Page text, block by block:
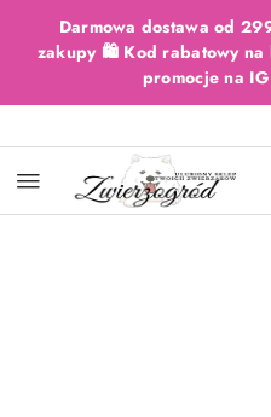
Przejdź do treści
Przejdź do
Przejdź do moje konto
Przejdź do menu
Przejdź do opisu
Przejdź do stopki
Darmowa dostawa od
zakupy 🛍️ Kod rabatowy na
promocje na